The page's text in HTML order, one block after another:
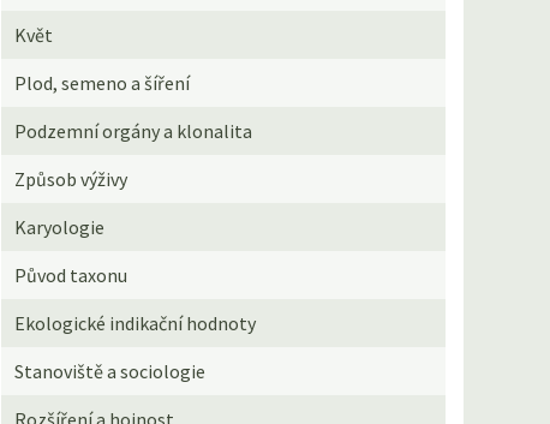
Květ
Plod, semeno a šíření
Podzemní orgány a klonalita
Způsob výživy
Karyologie
Původ taxonu
Ekologické indikační hodnoty
Stanoviště a sociologie
Rozšíření a hojnost